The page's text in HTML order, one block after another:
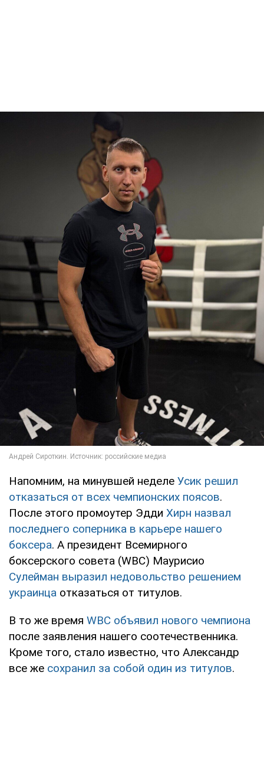
Напомним, на минувшей неделе Усик решил
отказаться от всех чемпионских поясов.
После этого промоутер Эдди Хирн назвал
последнего соперника в карьере нашего
боксера. А президент Всемирного
боксерского совета (WBC) Маурисио
Сулейман выразил недовольство решением
украинца отказаться от титулов.
В то же время WBC объявил нового чемпиона
после заявления нашего соотечественника.
Кроме того, стало известно, что Александр
все же сохранил за собой один из титулов.